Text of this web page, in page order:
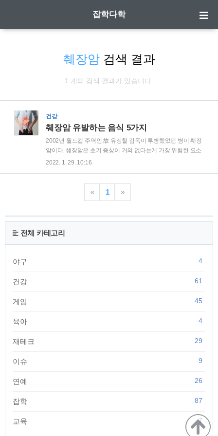
잡학다학
췌장암검색 결과
1 개의 검색 결과가 있습니다.
건강
췌장암 유발하는 음식 5가지
2002년 월드컵 주역인 故 유상철 감독이 투병했었던 병이 췌장
암이다. 췌장암은 초기 증상이 거의 없다는게 가장 위험한 요소
다. 그런데 이러한 췌장암을 유발하는 음식이 있다고 한다. 어떤
(알코올) 술은 탈수를 유발하여 담석과 췌장염의 원인이 된다.
자주 술을 마시면 췌장에 염증을 발생시키고 췌장 분비 기능 이
인 제공을 하는 것이다. 술을 많이 마시는 것보다 적게 먹더라도
꾸준히, 자주 마시는 것이 더 위험한 행위다. | 감자튀김 감자튀
김에는 아크릴아마이드라는 발암물질이 생성되어 있기 때문에
2022. 1. 29. 10:16
« 1 »
전체 카테고리
야구 4
건강 61
게임 45
육아 4
재테크 29
이슈 9
연예 26
잡학 87
교육 7